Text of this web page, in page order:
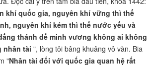
khí quốc gia, nguyên khí vững thì thế
nguyên khí kém thì thế nước yếu và
thánh đế minh vương không ai không
nhân tài ", lòng tôi bâng khuâng vô vàn. Bia
"Nhân tài đối với quốc gia quan hệ rất